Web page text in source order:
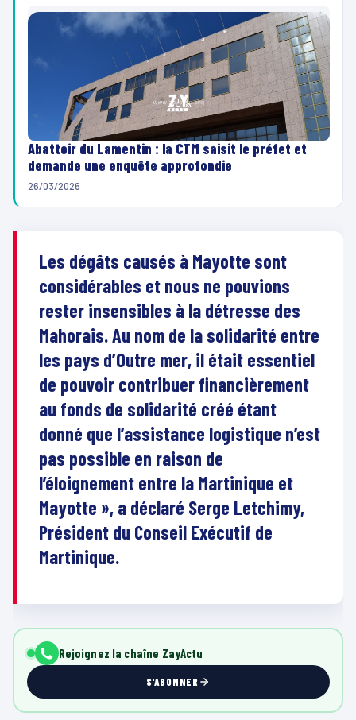
Abattoir du Lamentin : la CTM saisit le préfet et
demande une enquête approfondie
26/03/2026
Les dégâts causés à Mayotte sont
considérables et nous ne pouvions
rester insensibles à la détresse des
Mahorais. Au nom de la solidarité entre
les pays d’Outre mer, il était essentiel
de pouvoir contribuer financièrement
au fonds de solidarité créé étant
donné que l’assistance logistique n’est
pas possible en raison de
l’éloignement entre la Martinique et
Mayotte », a déclaré Serge Letchimy,
Président du Conseil Exécutif de
Martinique.
Rejoignez la chaîne ZayActu
S'ABONNER